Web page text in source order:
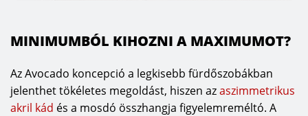
MINIMUMBÓL KIHOZNI A MAXIMUMOT?
Az Avocado koncepció a legkisebb fürdőszobákban
jelenthet tökéletes megoldást, hiszen azaszimmetrikus
akril kád és a mosdó összhangja figyelemreméltó. A